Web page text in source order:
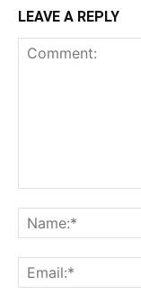
LEAVE A REPLY